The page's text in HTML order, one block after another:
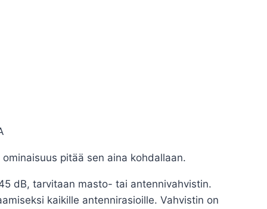
pitää sen aina kohdallaan.
dB, tarvitaan masto- tai antennivahvistin.
kaikille antennirasioille. Vahvistin on